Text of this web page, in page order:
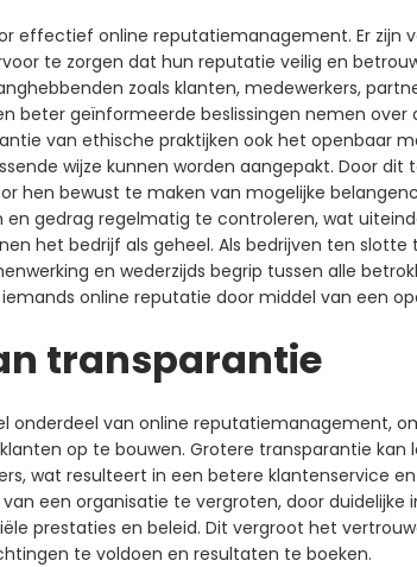
effectief online reputatiemanagement. Er zijn
te zorgen dat hun reputatie veilig en
zoals klanten, medewerkers,
beter geïnformeerde beslissingen nemen
van ethische praktijken ook het openbaar
wijze kunnen worden aangepakt. Door
hen bewust te maken van mogelijke
gedrag regelmatig te controleren, wat
het bedrijf als geheel. Als bedrijven ten
en wederzijds begrip tussen alle
online reputatie door middel van een
transparantie
onderdeel van online reputatiemanagement,
op te bouwen. Grotere transparantie kan
wat resulteert in een betere klantenservice
een organisatie te vergroten, door
prestaties en beleid. Dit vergroot het
te voldoen en resultaten te boeken.